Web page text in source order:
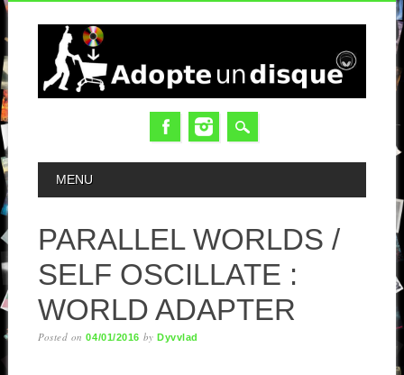
MAIN MENU
MENU
PARALLEL WORLDS /
SELF OSCILLATE :
WORLD ADAPTER
Posted on04/01/2016 byDyvvlad